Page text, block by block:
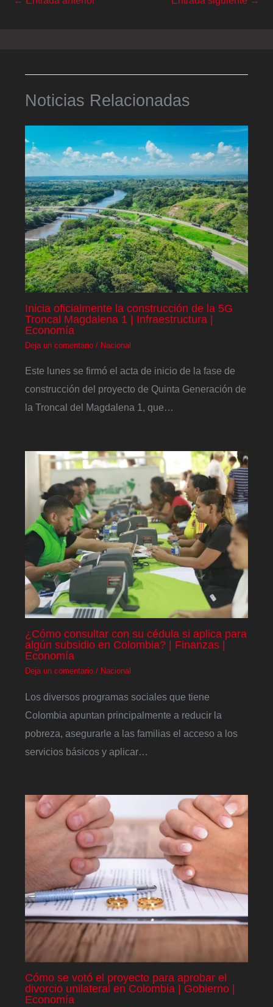
Noticias Relacionadas
Inicia oficialmente la construcción de la 5G
Troncal Magdalena 1 | Infraestructura |
Economía
Deja un comentario / Nacional
Este lunes se firmó el acta de inicio de la fase de
construcción del proyecto de Quinta Generación de
la Troncal del Magdalena 1, que…
¿Cómo consultar con su cédula si aplica para
algún subsidio en Colombia? | Finanzas |
Economía
Deja un comentario / Nacional
Los diversos programas sociales que tiene
Colombia apuntan principalmente a reducir la
pobreza, asegurarle a las familias el acceso a los
servicios básicos y aplicar…
Cómo se votó el proyecto para aprobar el
divorcio unilateral en Colombia | Gobierno |
Economía